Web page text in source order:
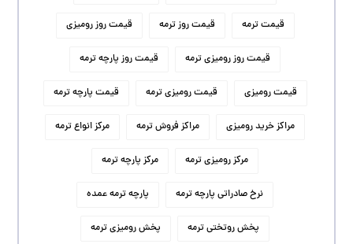
قیمت ترمه قیمت روز ترمه قیمت روز رومیزی
قیمت روز رومیزی ترمه قیمت روز پارچه ترمه
قیمت رومیزی قیمت رومیزی ترمه قیمت پارچه ترمه
مراکز خرید رومیزی مراکز فروش ترمه مرکز انواع ترمه
مرکز رومیزی ترمه مرکز پارچه ترمه
نرخ صادراتی پارچه ترمه پارچه ترمه عمده
پخش روتختی ترمه پخش رومیزی ترمه